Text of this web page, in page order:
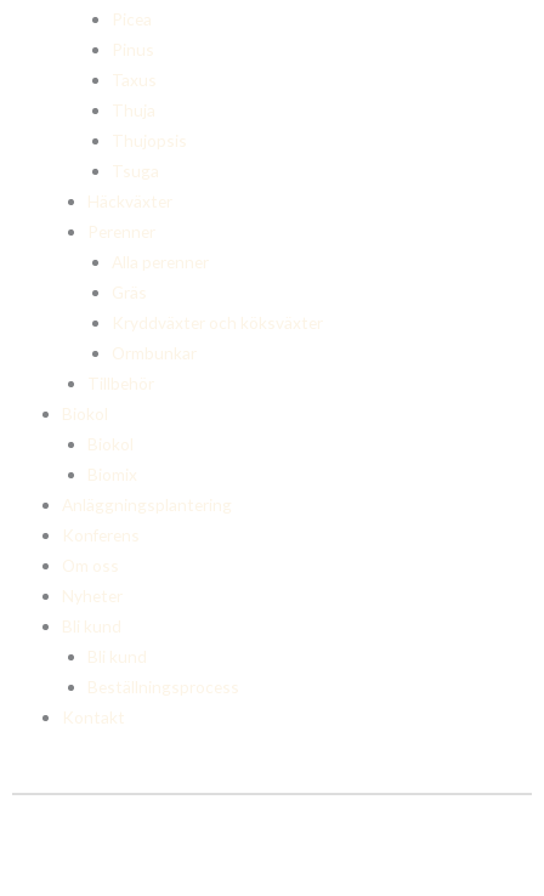
Picea
Pinus
Taxus
Thuja
Thujopsis
Tsuga
Häckväxter
Perenner
Alla perenner
Gräs
Kryddväxter och köksväxter
Ormbunkar
Tillbehör
Biokol
Biokol
Biomix
Anläggningsplantering
Konferens
Om oss
Nyheter
Bli kund
Bli kund
Beställningsprocess
Kontakt